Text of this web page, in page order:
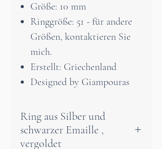
Größe: 10 mm
Ringgröße: 51 - für andere
Größen, kontaktieren Sie
mich.
Erstellt: Griechenland
Designed by Giampouras
Ring aus Silber und
schwarzer Emaille ,
vergoldet